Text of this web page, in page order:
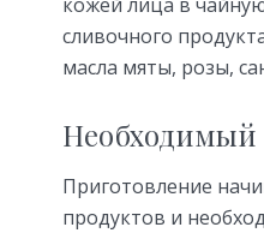
сливочного
масла мяты, розы,
Необходимый
Приготовление
продуктов и